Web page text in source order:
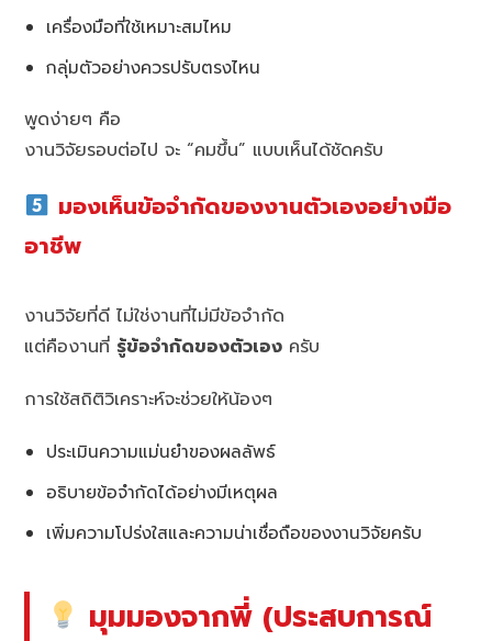
เครื่องมือที่ใช้เหมาะสมไหม
กลุ่มตัวอย่างควรปรับตรงไหน
พูดง่ายๆ คือ
งานวิจัยรอบต่อไป จะ “คมขึ้น” แบบเห็นได้ชัดครับ
มองเห็นข้อจำกัดของงานตัวเองอย่างมือ
อาชีพ
งานวิจัยที่ดี ไม่ใช่งานที่ไม่มีข้อจำกัด
แต่คืองานที่ รู้ข้อจำกัดของตัวเอง ครับ
การใช้สถิติวิเคราะห์จะช่วยให้น้องๆ
ประเมินความแม่นยำของผลลัพธ์
อธิบายข้อจำกัดได้อย่างมีเหตุผล
เพิ่มความโปร่งใสและความน่าเชื่อถือของงานวิจัยครับ
มุมมองจากพี่ (ประสบการณ์